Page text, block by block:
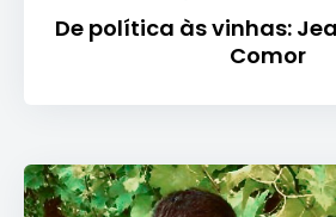
De política às vinhas:
Comor